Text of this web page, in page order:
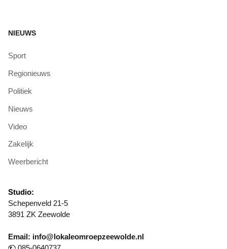
NIEUWS
Sport
Regionieuws
Politiek
Nieuws
Video
Zakelijk
Weerbericht
Studio:
Schepenveld 21-5
3891 ZK Zeewolde
Email: info@lokaleomroepzeewolde.nl